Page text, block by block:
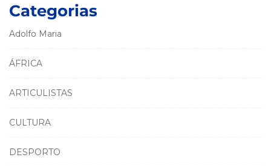
Categorias
Adolfo Maria
ÁFRICA
ARTICULISTAS
CULTURA
DESPORTO